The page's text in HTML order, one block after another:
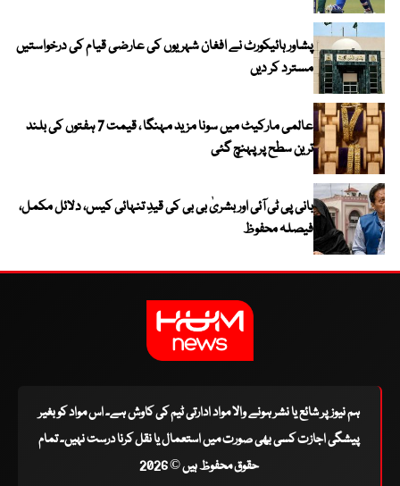
پشاور ہائیکورٹ نے افغان شہریوں کی عارضی قیام کی درخواستیں
مسترد کر دیں
عالمی مارکیٹ میں سونا مزید مہنگا ، قیمت 7 ہفتوں کی بلند
ترین سطح پر پہنچ گئی
بانی پی ٹی آئی اور بشریٰ بی بی کی قیدِ تنہائی کیس، دلائل مکمل،
فیصلہ محفوظ
ہم نیوز پر شائع یا نشر ہونے والا مواد ادارتی ٹیم کی کاوش ہے۔ اس مواد کو بغیر
پیشگی اجازت کسی بھی صورت میں استعمال یا نقل کرنا درست نہیں۔ تمام
حقوق محفوظ ہیں © 2026